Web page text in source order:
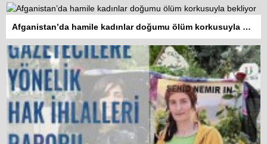
Afganistan’da hamile kadınlar doğumu ölüm korkusuyla bekliyor